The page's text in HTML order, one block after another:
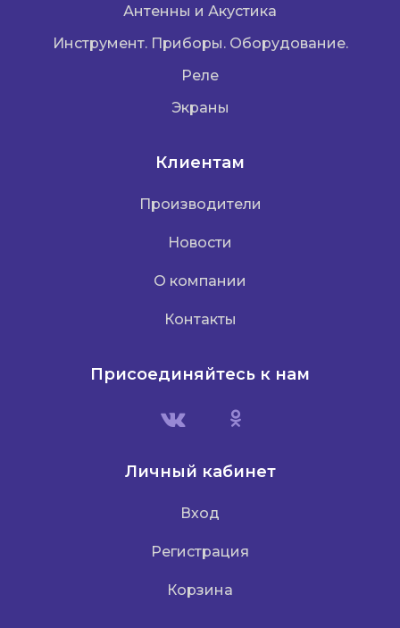
Антенны и Акустика
Инструмент. Приборы. Оборудование.
Реле
Экраны
Клиентам
Производители
Новости
О компании
Контакты
Присоединяйтесь к нам
Личный кабинет
Вход
Регистрация
Корзина